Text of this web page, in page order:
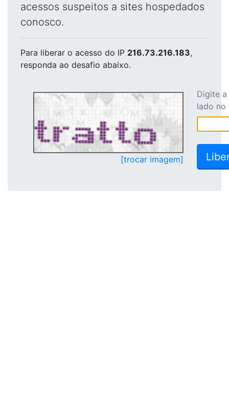
acessos suspeitos a sites hospedados
conosco.
Para liberar o acesso do IP 216.73.216.183,
responda ao desafio abaixo.
[trocar imagem]
Digite
lado no